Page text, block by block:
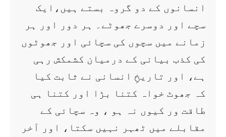
انسانوں کے دو گروہ بستے ہیں،ایک
سچے اور دوسرے جھوٹے۔ ہر دور اور ہر
زمانے میں سچوں کی سچائی اور جھوٹوں
کی کذب بیانی کے درمیان کشمکش رہی
ہے، اور تاریخِ انسانی نے ثابت کیا
کہ جھوٹ خواہ کتنا بڑا اور کتنا ہی
طاقت ور کیوں نہ ہو ، وہ سچائی کے
مقابلے میں ٹھہر نہیں سکتا، اور آخر